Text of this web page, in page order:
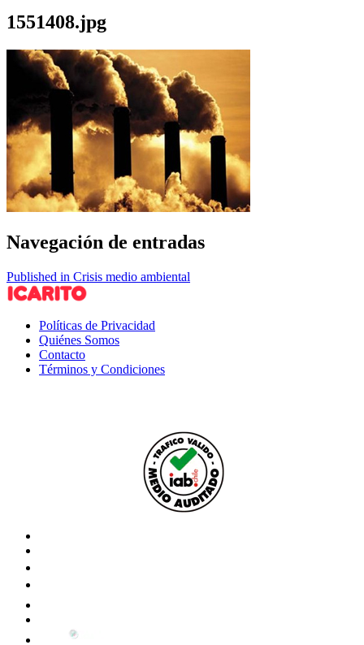
1551408.jpg
Navegación de entradas
Published in Crisis medio ambiental
Políticas de Privacidad
Quiénes Somos
Contacto
Términos y Condiciones